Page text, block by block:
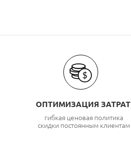
ОПТИМИЗАЦИЯ ЗАТРАТ
гибкая ценовая политика
скидки постоянным клиентам